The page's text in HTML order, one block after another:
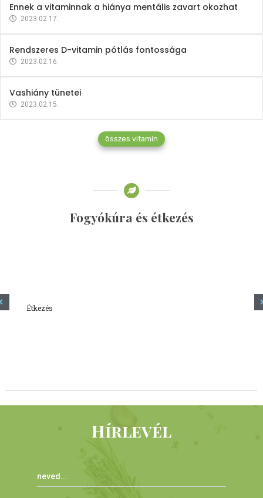
Ennek a vitaminnak a hiánya mentális zavart okozhat
2023.02.17.
Rendszeres D-vitamin pótlás fontossága
2023.02.16.
Vashiány tünetei
2023.02.15.
összes vitamin
Fogyókúra és étkezés
Étkezés
Hírlevél